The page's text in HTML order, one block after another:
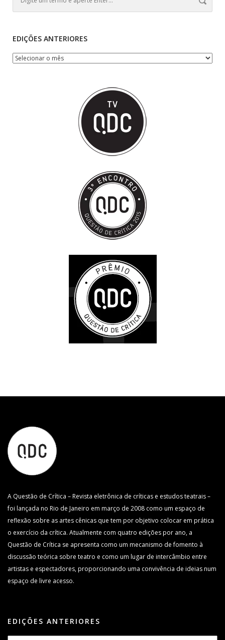
EDIÇÕES ANTERIORES
A Questão de Crítica – Revista eletrônica de críticas e estudos teatrais –
foi lançada no Rio de Janeiro em março de 2008 como um espaço de
reflexão sobre as artes cênicas que tem por objetivo colocar em prática
o exercício da crítica. Atualmente com quatro edições por ano, a
Questão de Crítica se apresenta como um mecanismo de fomento à
discussão teórica sobre teatro e como um lugar de intercâmbio entre
artistas e espectadores, proporcionando uma convivência de ideias num
espaço de livre acesso.
EDIÇÕES ANTERIORES